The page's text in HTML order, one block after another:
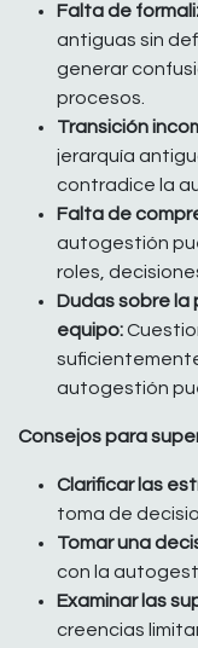
Falta de
antiguas sin
generar
procesos.
Transición
jerarquía
contradice la
Falta de
autogestión
roles,
Dudas sobre la
equipo:
autogestión
Consejos para
Clarificar las
toma de
Tomar una
con la
Examinar las
creencias